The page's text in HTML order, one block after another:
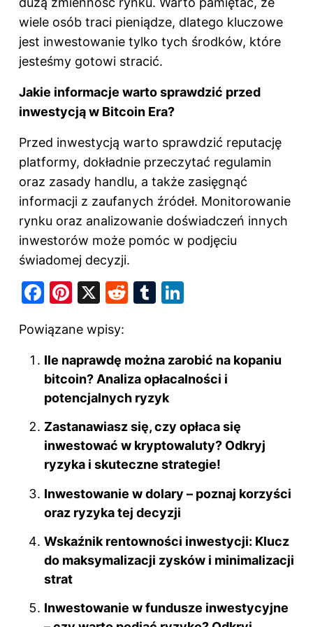
wiele osób traci pieniądze, dlatego kluczowe
jest inwestowanie tylko tych środków, które
jesteśmy gotowi stracić.
Jakie informacje warto sprawdzić przed
inwestycją w Bitcoin Era?
Przed inwestycją warto sprawdzić reputację
platformy, dokładnie przeczytać regulamin
oraz zasady handlu, a także zasięgnąć
informacji z zaufanych źródeł. Monitorowanie
rynku oraz analizowanie doświadczeń innych
inwestorów może pomóc w podjęciu
świadomej decyzji.
F
c
e
b
o
o
k
Pi
er
e
st
X
R
di
t
T
bl
r
e
dI
Powiązane wpisy:
Ile naprawdę można zarobić na kopaniu
bitcoin? Analiza opłacalności i
potencjalnych ryzyk
Zastanawiasz się, czy opłaca się
inwestować w kryptowaluty? Odkryj
ryzyka i skuteczne strategie!
Inwestowanie w dolary – poznaj korzyści
oraz ryzyka tej decyzji
Wskaźnik rentowności inwestycji: Klucz
do maksymalizacji zysków i minimalizacji
strat
Inwestowanie w fundusze inwestycyjne